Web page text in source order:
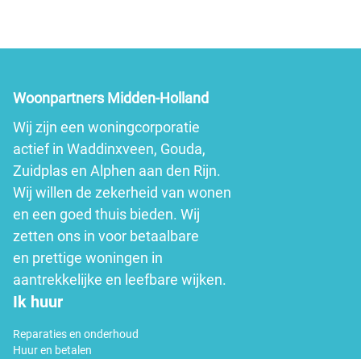
Woonpartners Midden-Holland
Wij zijn een woningcorporatie
actief in Waddinxveen, Gouda,
Zuidplas en Alphen aan den Rijn.
Wij willen de zekerheid van wonen
en een goed thuis bieden. Wij
zetten ons in voor betaalbare
en prettige woningen in
aantrekkelijke en leefbare wijken.
Ik huur
Reparaties en onderhoud
Huur en betalen